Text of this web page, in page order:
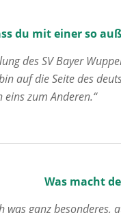
du mit einer so
des SV Bayer
auf die Seite des
zum Anderen.“
Was macht
ganz